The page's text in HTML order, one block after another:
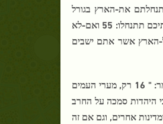
תשמידו: 53 והורשתם את-הארץ וישבתם-בה; כי לכם נתתי את-הארץ לרשת אתה: 54 והתנחלתם את-הארץ בגורל
למשפחתיכם, לרב תרבו את-נחלתו ולמעט תמעיט את-נחלתו, אל אשר-יצא לו שמה הגורל לו יהיה; למטות אבתיכם תתנחלו: 55 ואם-לא
הארץ אשר אתם ישבים
בספר דברים יש גם הוראה בהירה וברורה להשמיד מדינות ועמים, ולא להשאיר כל נשמה, בספר דברים נאמר: " 16 רק, מערי העמים
). מן הפסוק הזה נסיק בקלות כי היהדות סמכה על החרב
אחרים, וגם אם זה